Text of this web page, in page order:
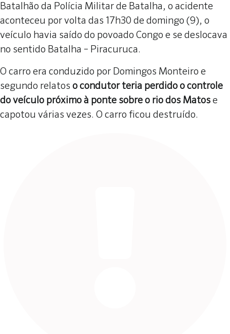
Batalhão da Polícia Militar de Batalha, o acidente
aconteceu por volta das 17h30 de domingo (9), o
veículo havia saído do povoado Congo e se deslocava
no sentido Batalha – Piracuruca.
O carro era conduzido por Domingos Monteiro e
segundo relatos o condutor teria perdido o controle
do veículo próximo à ponte sobre o rio dos Matos e
capotou várias vezes. O carro ficou destruído.